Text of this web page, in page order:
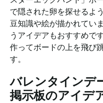
で隠された卵を探せるよ
豆知識や絵が描かれてい
うアイデアもおすすめで
作ってボードの上を飛び
す。
バレンタインデ
掲示板のアイデ